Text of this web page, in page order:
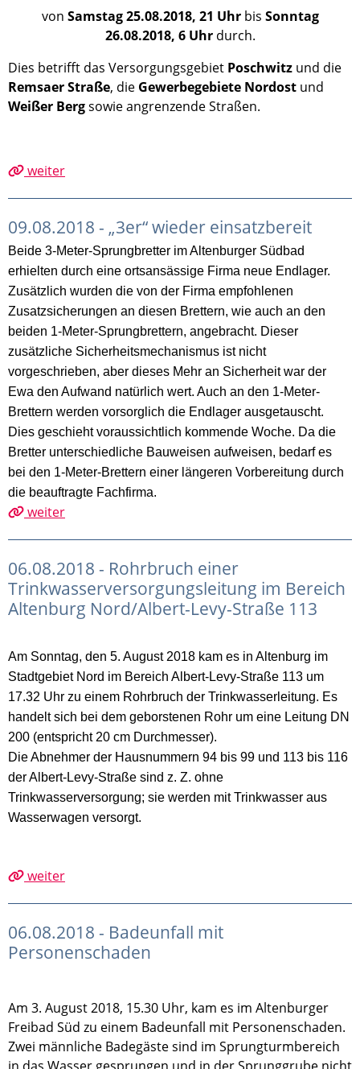
von Samstag 25.08.2018, 21 Uhr bis Sonntag
26.08.2018, 6 Uhr durch.
Dies betrifft das Versorgungsgebiet Poschwitz und die
Remsaer Straße, die Gewerbegebiete Nordost und
Weißer Bergsowie angrenzende Straßen.
weiter
09.08.2018 - „3er“ wieder einsatzbereit
Beide 3-Meter-Sprungbretter im Altenburger Südbad
erhielten durch eine ortsansässige Firma neue Endlager.
Zusätzlich wurden die von der Firma empfohlenen
Zusatzsicherungen an diesen Brettern, wie auch an den
beiden 1-Meter-Sprungbrettern, angebracht. Dieser
zusätzliche Sicherheitsmechanismus ist nicht
vorgeschrieben, aber dieses Mehr an Sicherheit war der
Ewa den Aufwand natürlich wert. Auch an den 1-Meter-
Brettern werden vorsorglich die Endlager ausgetauscht.
Dies geschieht voraussichtlich kommende Woche. Da die
Bretter unterschiedliche Bauweisen aufweisen, bedarf es
bei den 1-Meter-Brettern einer längeren Vorbereitung durch
die beauftragte Fachfirma.
weiter
06.08.2018 - Rohrbruch einer
Trinkwasserversorgungsleitung im Bereich
Altenburg Nord/Albert-Levy-Straße 113
Am Sonntag, den 5. August 2018 kam es in Altenburg im
Stadtgebiet Nord im Bereich Albert-Levy-Straße 113 um
17.32 Uhr zu einem Rohrbruch der Trinkwasserleitung. Es
handelt sich bei dem geborstenen Rohr um eine Leitung DN
200 (entspricht 20 cm Durchmesser).
Die Abnehmer der Hausnummern 94 bis 99 und 113 bis 116
der Albert-Levy-Straße sind z. Z. ohne
Trinkwasserversorgung; sie werden mit Trinkwasser aus
Wasserwagen versorgt.
weiter
06.08.2018 - Badeunfall mit
Personenschaden
Am 3. August 2018, 15.30 Uhr, kam es im Altenburger
Freibad Süd zu einem Badeunfall mit Personenschaden.
Zwei männliche Badegäste sind im Sprungturmbereich